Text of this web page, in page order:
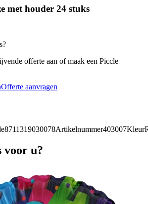
met houder 24 stuks
offerte aan of maak een Piccle
Offerte aanvragen
8711319030078Artikelnummer403007Kleur
voor u?